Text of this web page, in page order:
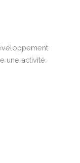
une activité